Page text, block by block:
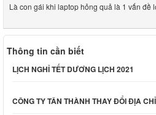
Là con gái khi laptop hỏng quả là 1 vấn đề
Thông tin cần biết
LỊCH NGHỈ TẾT DƯƠNG LỊCH 2021
CÔNG TY TÂN THÀNH THAY ĐỔI ĐỊA